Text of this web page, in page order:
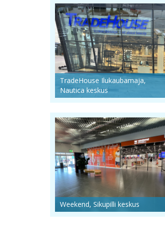
TradeHouse Ilukaubamaja,
Nautica keskus
Weekend, Sikupilli keskus